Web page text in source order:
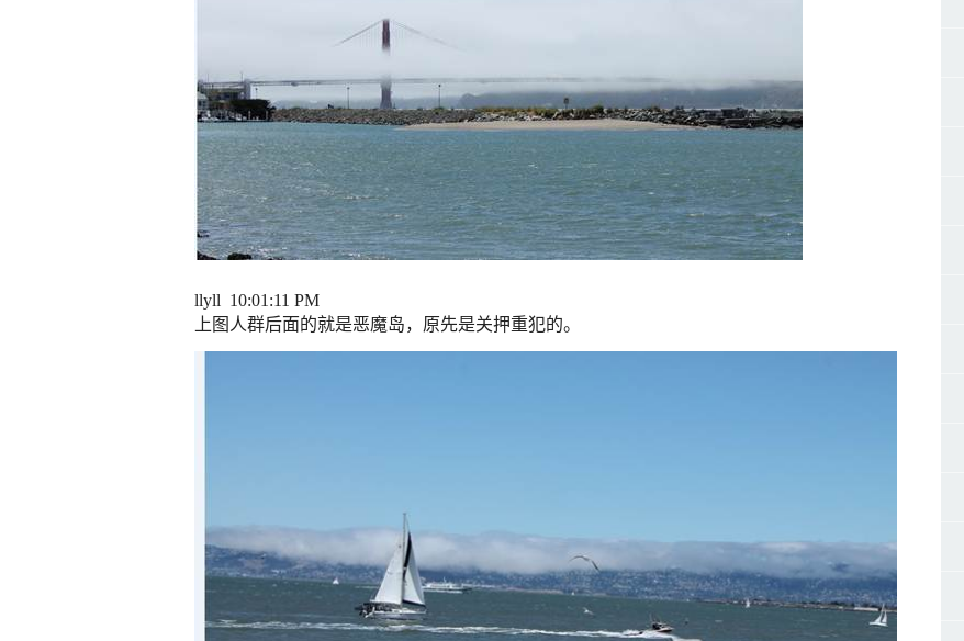
llyll 10:01:11 PM
上图人群后面的就是恶魔岛，原先是关押重犯的。